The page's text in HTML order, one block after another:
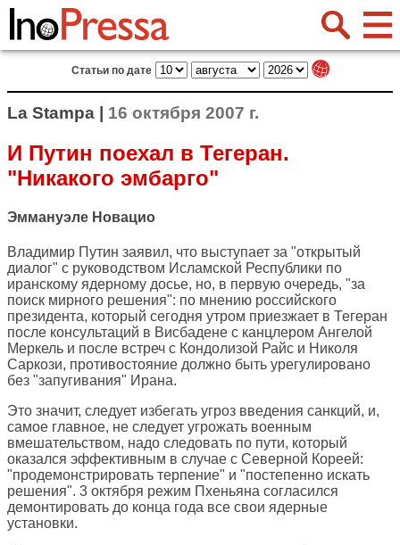
Статьи по дате
La Stampa | 16 октября 2007 г.
И Путин поехал в Тегеран.
"Никакого эмбарго"
Эммануэле Новацио
Владимир Путин заявил, что выступает за "открытый
диалог" с руководством Исламской Республики по
иранскому ядерному досье, но, в первую очередь, "за
поиск мирного решения": по мнению российского
президента, который сегодня утром приезжает в Тегеран
после консультаций в Висбадене с канцлером Ангелой
Меркель и после встреч с Кондолизой Райс и Николя
Саркози, противостояние должно быть урегулировано
без "запугивания" Ирана.
Это значит, следует избегать угроз введения санкций, и,
самое главное, не следует угрожать военным
вмешательством, надо следовать по пути, который
оказался эффективным в случае с Северной Кореей:
"продемонстрировать терпение" и "постепенно искать
решения". 3 октября режим Пхеньяна согласился
демонтировать до конца года все свои ядерные
установки.